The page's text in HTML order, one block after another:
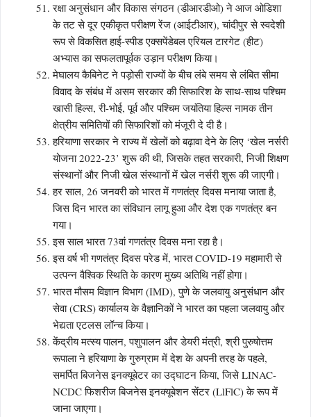
रक्षा अनुसंधान और विकास संगठन (डीआरडीओ) ने आज ओडिशा
के तट से दूर एकीकृत परीक्षण रेंज (आईटीआर), चांदीपुर से स्वदेशी
रूप से विकसित हाई-स्पीड एक्सपेंडेबल एरियल टारगेट (हीट)
अभ्यास का सफलतापूर्वक उड़ान परीक्षण किया।
मेघालय कैबिनेट ने पड़ोसी राज्यों के बीच लंबे समय से लंबित सीमा
विवाद के संबंध में असम सरकार की सिफारिश के साथ-साथ पश्चिम
खासी हिल्स, री-भोई, पूर्व और पश्चिम जयंतिया हिल्स नामक तीन
क्षेत्रीय समितियों की सिफारिशों को मंजूरी दे दी है।
हरियाणा सरकार ने राज्य में खेलों को बढ़ावा देने के लिए ‘खेल नर्सरी
योजना 2022-23’ शुरू की थी, जिसके तहत सरकारी, निजी शिक्षण
संस्थानों और निजी खेल संस्थानों में खेल नर्सरी शुरू की जाएगी।
हर साल, 26 जनवरी को भारत में गणतंत्र दिवस मनाया जाता है,
जिस दिन भारत का संविधान लागू हुआ और देश एक गणतंत्र बन
गया।
इस साल भारत 73वां गणतंत्र दिवस मना रहा है।
इस वर्ष भी गणतंत्र दिवस परेड में, भारत COVID-19 महामारी से
उत्पन्न वैश्विक स्थिति के कारण मुख्य अतिथि नहीं होगा।
भारत मौसम विज्ञान विभाग (IMD), पुणे के जलवायु अनुसंधान और
सेवा (CRS) कार्यालय के वैज्ञानिकों ने भारत का पहला जलवायु और
भेद्यता एटलस लॉन्च किया।
केंद्रीय मत्स्य पालन, पशुपालन और डेयरी मंत्री, श्री पुरुषोत्तम
रूपाला ने हरियाणा के गुरुग्राम में देश के अपनी तरह के पहले,
समर्पित बिजनेस इनक्यूबेटर का उद्घाटन किया, जिसे LINAC-
NCDC फिशरीज बिजनेस इनक्यूबेशन सेंटर (LlFlC) के रूप में
जाना जाएगा।